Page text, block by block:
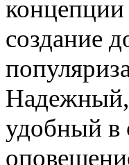
создание
Надежный,
удобный в